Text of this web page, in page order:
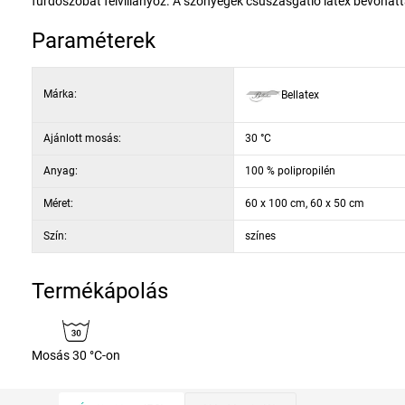
Paraméterek
Márka: Bellatex
Ajánlott mosás: 30 °C
Anyag: 100 % polipropilén
Méret: 60 x 100 cm, 60 x 50 cm
Szín: színes
Termékápolás
Mosás 30 °C-on